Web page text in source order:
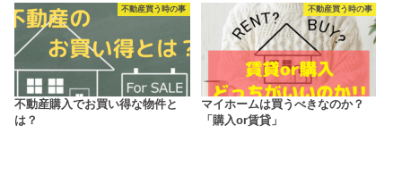
不動産買う時の事
不動産購入でお買い得な物件と
は？
不動産買う時の事
マイホームは買うべきなのか？
「購入or賃貸」